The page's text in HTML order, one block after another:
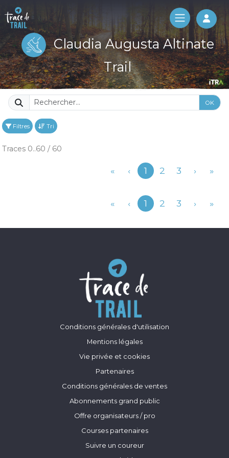
Log
Claudia Augusta Altinate
Trail
OK
Filtres Tri
Traces 0..60 / 60
« ‹Précédent
1 2 3 › »
« ‹Précédent
1 2 3 › »
Conditions générales d'utilisation
Mentions légales
Vie privée et cookies
Partenaires
Conditions générales de ventes
Abonnements grand public
Offre organisateurs / pro
Courses partenaires
Suivre un coureur